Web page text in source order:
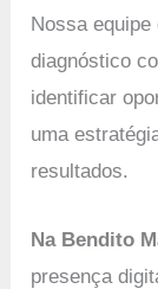
Nossa
diagnóstico
identificar
uma
resultados.
Na Bendito
presença